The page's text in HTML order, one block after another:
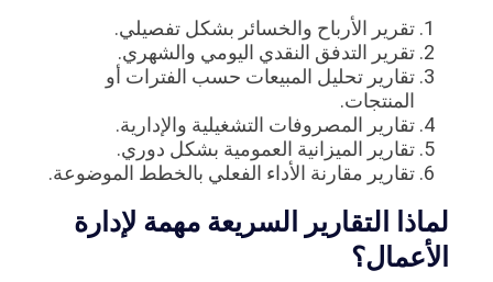
تقرير الأرباح والخسائر بشكل تفصيلي.
تقرير التدفق النقدي اليومي والشهري.
تقارير تحليل المبيعات حسب الفترات أو
المنتجات.
تقارير المصروفات التشغيلية والإدارية.
تقارير الميزانية العمومية بشكل دوري.
تقارير مقارنة الأداء الفعلي بالخطط الموضوعة.
لماذا التقارير السريعة مهمة لإدارة
الأعمال؟